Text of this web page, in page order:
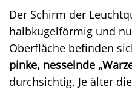
Der Schirm der
halbkugelförmig und
Oberfläche befinden
pinke, nesselnde
durchsichtig. Je älter